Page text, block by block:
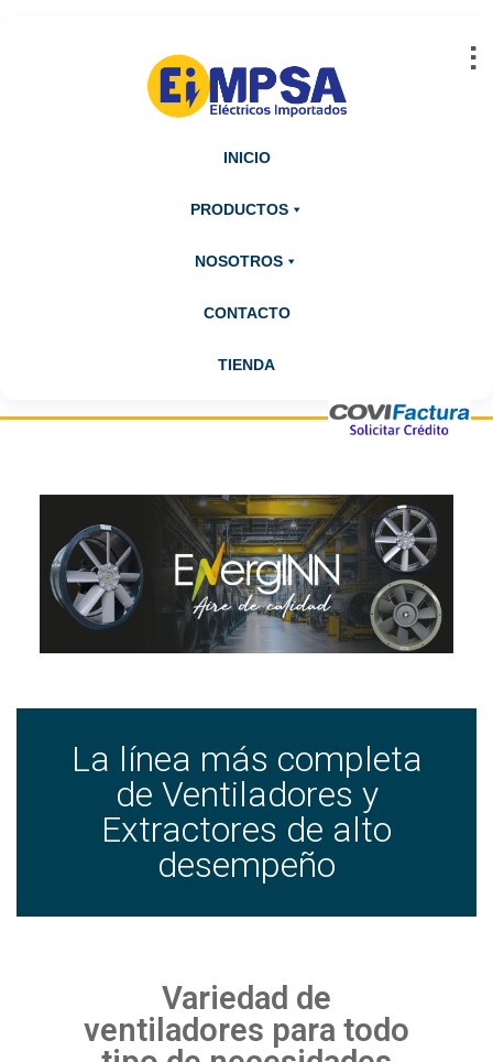
Abrir barra de herramientas
INICIO
PRODUCTOS
NOSOTROS
CONTACTO
TIENDA
La línea más completa
de Ventiladores y
Extractores de alto
desempeño
Variedad de
ventiladores para todo